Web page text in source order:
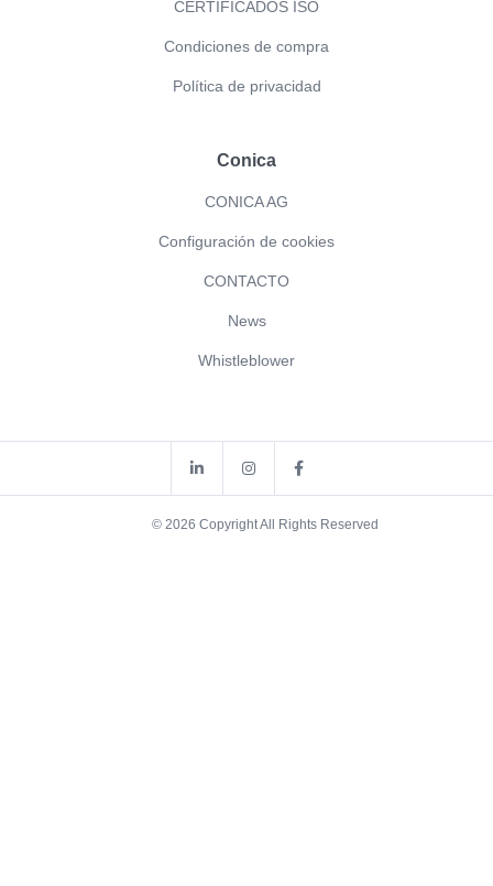
CERTIFICADOS ISO
Condiciones de compra
Política de privacidad
Conica
CONICA AG
Configuración de cookies
CONTACTO
News
Whistleblower
© 2026 Copyright All Rights Reserved